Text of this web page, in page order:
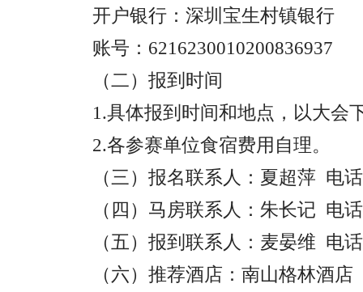
开户银行：深圳宝生村镇银行
账号： 6216230010200836937
（二）报到时间
1.具体报到时间和地点，以大会
2.各参赛单位食宿费用自理。
（三）报名联系人：夏超萍 电
（四）马房联系人： 朱长记 电
（五）报到联系人： 麦晏维 电
（六）推荐酒店：南山格林酒店